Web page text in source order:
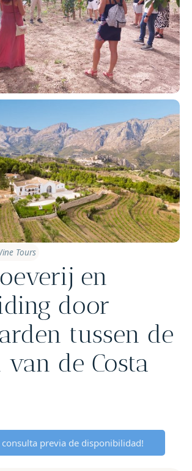
Tours
en
door
tussen de
van de Costa
consulta previa de disponibilidad!